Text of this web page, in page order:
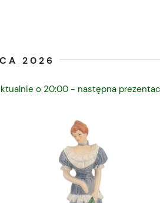
2026
o 20:00 - następna